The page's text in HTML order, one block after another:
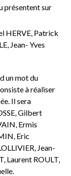
présentent sur
HERVE, Patrick
Jean- Yves
un mot du
à réaliser
Il sera
Gilbert
Ermis
Eric
Jean-
Laurent ROULT,